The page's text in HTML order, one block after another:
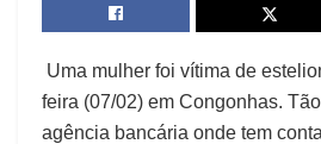
Uma mulher foi vítima de
feira (07/02) em Congonhas.
agência bancária onde tem